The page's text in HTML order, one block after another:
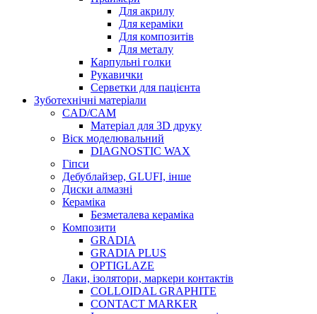
Для акрилу
Для кераміки
Для композитів
Для металу
Карпульні голки
Рукавички
Серветки для пацієнта
Зуботехнічні матеріали
CAD/CAM
Матеріал для 3D друку
Віск моделювальний
DIAGNOSTIC WAX
Гіпси
Дебублайзер, GLUFI, інше
Диски алмазні
Кераміка
Безметалева кераміка
Композити
GRADIA
GRADIA PLUS
OPTIGLAZE
Лаки, ізолятори, маркери контактів
COLLOIDAL GRAPHITE
CONTACT MARKER